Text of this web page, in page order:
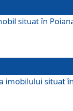
situat în
imobilului situat